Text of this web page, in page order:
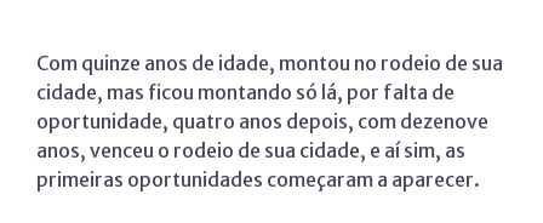
Com quinze anos de idade, montou no rodeio de sua
cidade, mas ficou montando só lá, por falta de
oportunidade, quatro anos depois, com dezenove
anos, venceu o rodeio de sua cidade, e aí sim, as
primeiras oportunidades começaram a aparecer.